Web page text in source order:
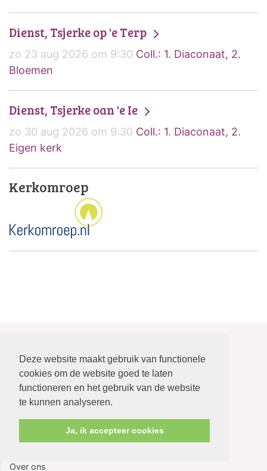
Deze website maakt gebruik van functionele
cookies om de website goed te laten
functioneren en het gebruik van de website
te kunnen analyseren.
Ja, ik accepteer cookies
Dienst, Tsjerke op 'e Terp
zo 23 aug 2026 om 9:30 Coll.: 1. Diaconaat, 2.
Bloemen
Dienst, Tsjerke oan 'e Ie
zo 30 aug 2026 om 9:30 Coll.: 1. Diaconaat, 2.
Eigen kerk
Kerkomroep
Navigeer naar:
Welkom
Kerkblad
Diaconie
Over ons